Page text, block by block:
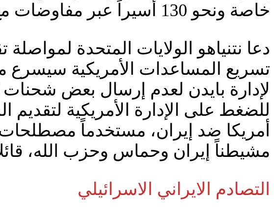
خاصة ونحو 130 أسيراً عبر مفاوضات مع المقاومة في غزة.
دعا نتنياهو الولايات المتحدة
تسريع المساعدات الأمريكية سيسرع
لإدارة بايدن لعدم إرسال بعض شحنات
للضغط على الإدارة الأمريكية لتقديم
أمريكا ضد إيران، مستخدماً
مشيطناً إيران وحماس وحزب الله،
التصادم الايراني الاسرائيلي